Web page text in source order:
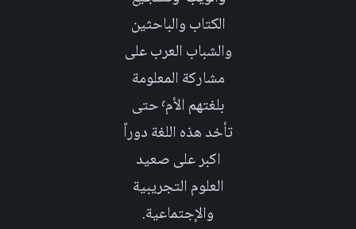
الكتاب والباحثين
والشباب العرب على
مشاركة المعلومة
بلغتهم الأم٬ حتى
تأخد هذه اللغة دوراً
اكبر على صعيد
العلوم التجريبية
والإجتماعية.